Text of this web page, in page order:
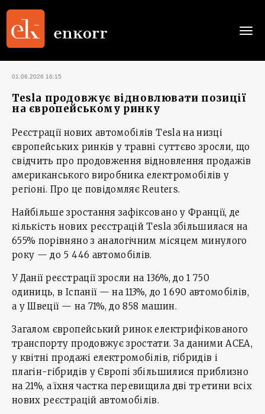
01.06.2026 16:15
Tesla продовжує відновлювати позиції
на європейському ринку
Реєстрації нових автомобілів Tesla на низці
європейських ринків у травні суттєво зросли, що
свідчить про продовження відновлення продажів
американського виробника електромобілів у
регіоні. Про це повідомляє Reuters.
Найбільше зростання зафіксовано у Франції, де
кількість нових реєстрацій Tesla збільшилася на
655% порівняно з аналогічним місяцем минулого
року — до 5 446 автомобілів.
У Данії реєстрації зросли на 136%, до 1 750
одиниць, в Іспанії — на 113%, до 1 690 автомобілів,
а у Швеції — на 71%, до 858 машин.
Загалом європейський ринок електрифікованого
транспорту продовжує зростати. За даними ACEA,
у квітні продажі електромобілів, гібридів і
плагін-гібридів у Європі збільшилися приблизно
на 21%, а їхня частка перевищила дві третини всіх
нових реєстрацій автомобілів.